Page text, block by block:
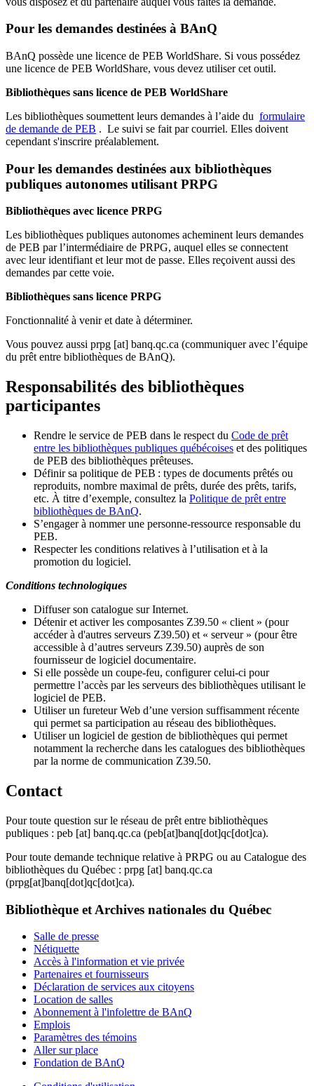
Pour les demandes destinées à BAnQ
BAnQ possède une licence de PEB WorldShare. Si vous possédez
une licence de PEB WorldShare, vous devez utiliser cet outil.
Bibliothèques sans licence de PEB WorldShare
Les bibliothèques soumettent leurs demandes à l’aide du formulaire
de demande de PEB . Le suivi se fait par courriel. Elles doivent
cependant s'inscrire préalablement.
Pour les demandes destinées aux bibliothèques
publiques autonomes utilisant PRPG
Bibliothèques avec licence PRPG
Les bibliothèques publiques autonomes acheminent leurs demandes
de PEB par l’intermédiaire de PRPG, auquel elles se connectent
avec leur identifiant et leur mot de passe. Elles reçoivent aussi des
demandes par cette voie.
Bibliothèques sans licence PRPG
Fonctionnalité à venir et date à déterminer.
Vous pouvez aussi prpg [at] banq.qc.ca (communiquer avec l’équipe
du prêt entre bibliothèques de BAnQ).
Responsabilités des bibliothèques
participantes
Rendre le service de PEB dans le respect du Code de prêt
entre les bibliothèques publiques québécoises et des politiques
de PEB des bibliothèques prêteuses.
Définir sa politique de PEB : types de documents prêtés ou
reproduits, nombre maximal de prêts, durée des prêts, tarifs,
etc. À titre d’exemple, consultez la Politique de prêt entre
bibliothèques de BAnQ.
S’engager à nommer une personne-ressource responsable du
PEB.
Respecter les conditions relatives à l’utilisation et à la
promotion du logiciel.
Conditions technologiques
Diffuser son catalogue sur Internet.
Détenir et activer les composantes Z39.50 « client » (pour
accéder à d'autres serveurs Z39.50) et « serveur » (pour être
accessible à d’autres serveurs Z39.50) auprès de son
fournisseur de logiciel documentaire.
Si elle possède un coupe-feu, configurer celui-ci pour
permettre l’accès par les serveurs des bibliothèques utilisant le
logiciel de PEB.
Utiliser un fureteur Web d’une version suffisamment récente
qui permet sa participation au réseau des bibliothèques.
Utiliser un logiciel de gestion de bibliothèques qui permet
notamment la recherche dans les catalogues des bibliothèques
par la norme de communication Z39.50.
Contact
Pour toute question sur le réseau de prêt entre bibliothèques
publiques : peb [at] banq.qc.ca (peb[at]banq[dot]qc[dot]ca).
Pour toute demande technique relative à PRPG ou au Catalogue des
bibliothèques du Québec : prpg [at] banq.qc.ca
(prpg[at]banq[dot]qc[dot]ca).
Bibliothèque et Archives nationales du Québec
Salle de presse
Nétiquette
Accès à l'information et vie privée
Partenaires et fournisseurs
Déclaration de services aux citoyens
Location de salles
Abonnement à l'infolettre de BAnQ
Emplois
Paramètres des témoins
Aller sur place
Fondation de BAnQ